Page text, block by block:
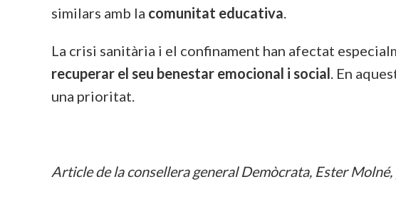
similars amb la comunitat educativa.
La crisi sanitària i el confinament han afectat
recuperar el seu benestar emocional i social. En
una prioritat.
Article de la consellera general Demòcrata, Ester